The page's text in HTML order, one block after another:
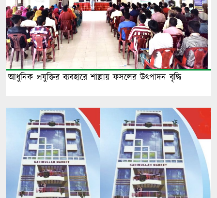
আধুনিক প্রযুক্তির ব্যবহারে শাল্লায় ফসলের উৎপাদন বৃদ্ধি